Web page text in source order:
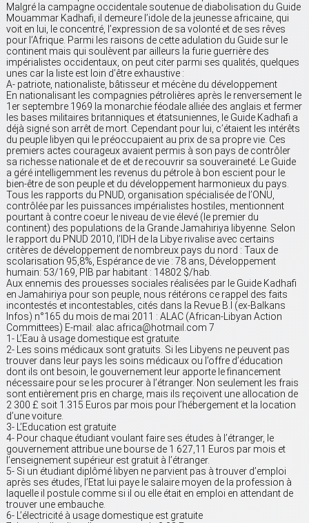
Malgré la campagne occidentale soutenue de diabolisation du Guide
Mouammar Kadhafi, il demeure l’idole de la jeunesse africaine, qui
voit en lui, le concentré, l’expression de sa volonté et de ses rêves
pour l’Afrique. Parmi les raisons de cette adulation du Guide sur le
continent mais qui soulèvent par ailleurs la furie guerrière des
impérialistes occidentaux, on peut citer parmi ses qualités, quelques
unes car la liste est loin d’être exhaustive :
A- patriote, nationaliste, bâtisseur et mécène du développement
En nationalisant les compagnies pétrolières après le renversement le
1er septembre 1969 la monarchie féodale alliée des anglais et fermer
les bases militaires britanniques et étatsuniennes, le Guide Kadhafi a
déjà signé son arrêt de mort. Cependant pour lui, c’étaient les intérêts
du peuple libyen qui le préoccupaient au prix de sa propre vie. Ces
premiers actes courageux avaient permis à son pays de contrôler
sa richesse nationale et de et de recouvrir sa souveraineté. Le Guide
a géré intelligemment les revenus du pétrole à bon escient pour le
bien-être de son peuple et du développement harmonieux du pays.
Tous les rapports du PNUD, organisation spécialisée de l’ONU,
contrôlée par les puissances impérialistes hostiles, mentionnent
pourtant à contre coeur le niveau de vie élevé (le premier du
continent) des populations de la Grande Jamahiriya libyenne. Selon
le rapport du PNUD 2010, l’IDH de la Libye rivalise avec certains
critères de développement de nombreux pays du nord : Taux de
scolarisation 95,8%, Espérance de vie : 78 ans, Développement
humain: 53/169, PIB par habitant : 14802 $/hab.
Aux ennemis des prouesses sociales réalisées par le Guide Kadhafi
en Jamahiriya pour son peuple, nous réitérons ce rappel des faits
incontestés et incontestables, cités dans la Revue B.I (ex-Balkans
Infos) n°165 du mois de mai 2011 : ALAC (African-Libyan Action
Committees) E-mail: alac.africa@hotmail.com 7
1- L’Eau à usage domestique est gratuite.
2- Les soins médicaux sont gratuits. Si les Libyens ne peuvent pas
trouver dans leur pays les soins médicaux ou l’offre d’éducation
dont ils ont besoin, le gouvernement leur apporte le financement
nécessaire pour se les procurer à l’étranger. Non seulement les frais
sont entièrement pris en charge, mais ils reçoivent une allocation de
2 300 £ soit 1.315 Euros par mois pour l’hébergement et la location
d’une voiture.
3- L’Education est gratuite
4- Pour chaque étudiant voulant faire ses études à l’étranger, le
gouvernement attribue une bourse de 1 627,11 Euros par mois et
l’enseignement supérieur est gratuit à l’étranger.
5- Si un étudiant diplômé libyen ne parvient pas à trouver d’emploi
après ses études, l’Etat lui paye le salaire moyen de la profession à
laquelle il postule comme si il ou elle était en emploi en attendant de
trouver une embauche.
6- L’électricité à usage domestique est gratuite